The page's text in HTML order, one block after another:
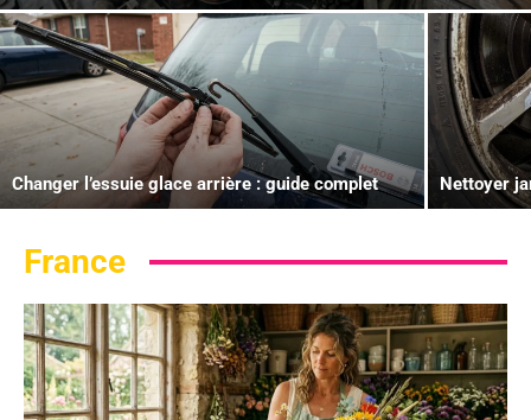
Changer l’essuie glace arrière : guide complet Nettoyer
France